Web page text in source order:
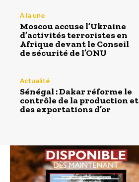
À la une
Moscou accuse l’Ukraine
d’activités terroristes en
Afrique devant le Conseil
de sécurité de l’ONU
Actualité
Sénégal : Dakar réforme le
contrôle de la production et
des exportations d’or